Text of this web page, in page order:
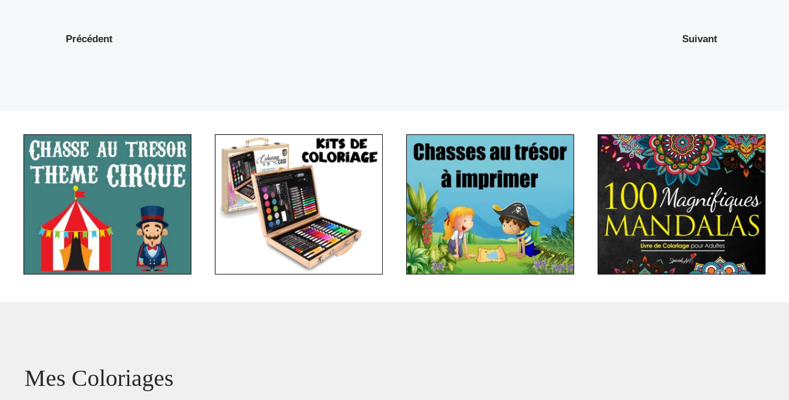
Précédent Suivant
Mes Coloriages